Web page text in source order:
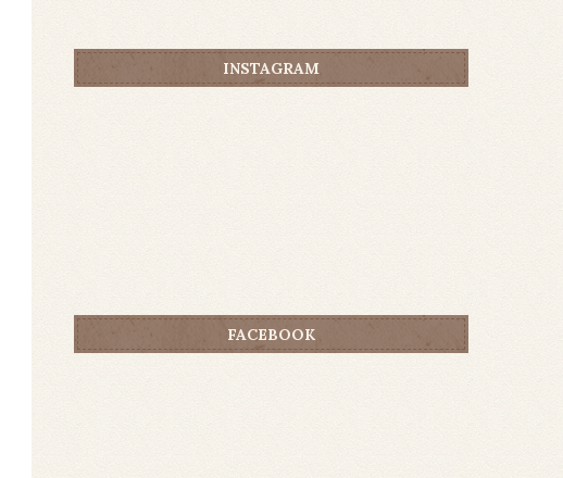
INSTAGRAM
FACEBOOK